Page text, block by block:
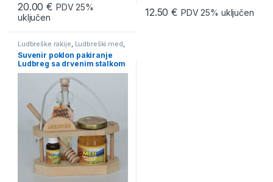
20.00€ PDV 25%
uključen
12.50€ PDV 25% uključen
Ludbreške rakije, Ludbreški med,
Rakija od meda "Medica"
SUVENIRI
Suvenir poklon pakiranje
Ludbreg sa drvenim stalkom